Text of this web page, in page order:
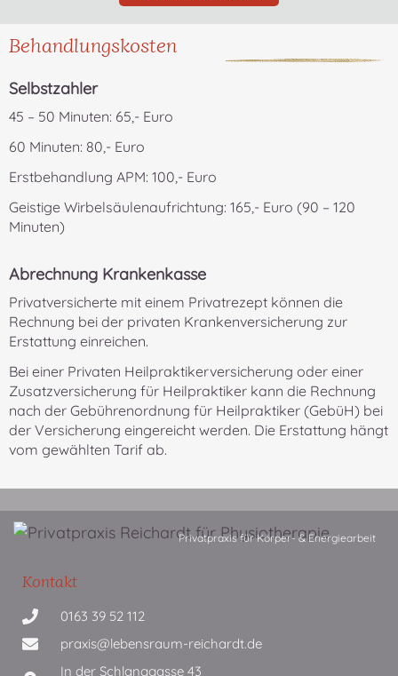
Behandlungskosten
Selbstzahler
45 – 50 Minuten: 65,- Euro
60 Minuten: 80,- Euro
Erstbehandlung APM: 100,- Euro
Geistige Wirbelsäulenaufrichtung: 165,- Euro (90 – 120
Minuten)
Abrechnung Krankenkasse
Privatversicherte mit einem Privatrezept können die
Rechnung bei der privaten Krankenversicherung zur
Erstattung einreichen.
Bei einer Privaten Heilpraktikerversicherung oder einer
Zusatzversicherung für Heilpraktiker kann die Rechnung
nach der Gebührenordnung für Heilpraktiker (GebüH) bei
der Versicherung eingereicht werden. Die Erstattung hängt
vom gewählten Tarif ab.
Privatpraxis für Körper- & Energiearbeit
Kontakt
0163 39 52 112
praxis@lebensraum-reichardt.de
In der Schlanggasse 43